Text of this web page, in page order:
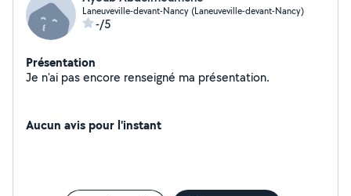
Laneuveville-devant-Nancy (Laneuveville-devant-Nancy)
-/5
Présentation
Je n'ai pas encore renseigné ma présentation.
Aucun avis pour l'instant